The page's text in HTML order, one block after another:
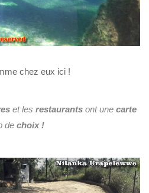
chez eux ici !
et les restaurantsont une carte
de choix !